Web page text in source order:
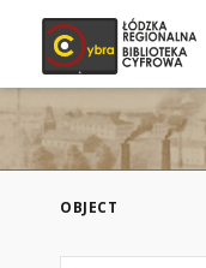
OBJECT